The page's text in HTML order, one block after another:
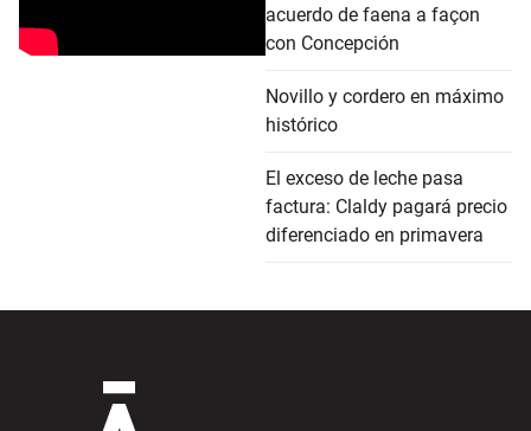
acuerdo de faena a façon
con Concepción
Novillo y cordero en máximo
histórico
El exceso de leche pasa
factura: Claldy pagará precio
diferenciado en primavera